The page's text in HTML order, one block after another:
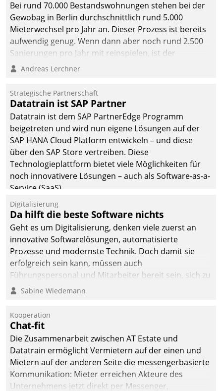
Bei rund 70.000 Bestandswohnungen stehen bei der
Gewobag in Berlin durchschnittlich rund 5.000
Mieterwechsel pro Jahr an. Dieser Prozess ist bereits
aufwendig genug. Wenn dann aber noch rund 2.500
Sanierungen pro Jahr mit reinspielen, ist der
Betreuungs- und Organisationsaufwand immens. Im
kommunale Wohnungsbauunternehmen daher
gemeinsam mit der Berliner Datatrain GmbH den
Teilprozess der Objektsanierung digitalisiert.
Andreas Lerchner
Strategische Partnerschaft
Datatrain ist SAP Partner
Datatrain ist dem SAP PartnerEdge Programm
beigetreten und wird nun eigene Lösungen auf der
SAP HANA Cloud Platform entwickeln – und diese
über den SAP Store vertreiben. Diese
Technologieplattform bietet viele Möglichkeiten für
noch innovativere Lösungen – auch als Software-as-a-
Service (SaaS).
Digitalisierung
Da hilft die beste Software nichts
Geht es um Digitalisierung, denken viele zuerst an
innovative Softwarelösungen, automatisierte
Prozesse und modernste Technik. Doch damit sie
erfolgreich sein kann, müssen auch
Führungspersonal und Mitarbeiter bereit sein, sich zu
verändern und anzupassen, sonst werden sie an ihr
Sabine Wiedemann
Kooperation
Chat-fit
Die Zusammenarbeit zwischen AT Estate und
Datatrain ermöglicht Vermietern auf der einen und
Mietern auf der anderen Seite die messengerbasierte
Kommunikation: Mieter erreichen Akteure des
Unternehmens jetzt direkt per Messenger,